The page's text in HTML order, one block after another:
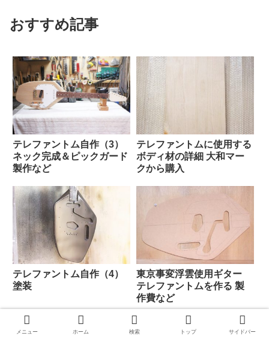
おすすめ記事
テレファントム自作（3）
ネック完成＆ピックガード
製作など
テレファントムに使用する
ボディ材の詳細 大和マー
クから購入
テレファントム自作（4）
塗装
東京事変浮雲使用ギター
テレファントムを作る 製
作費など
メニュー ホーム 検索 トップ サイドバー